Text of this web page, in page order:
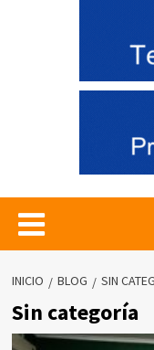
INICIO BLOG SIN
Sin categoría